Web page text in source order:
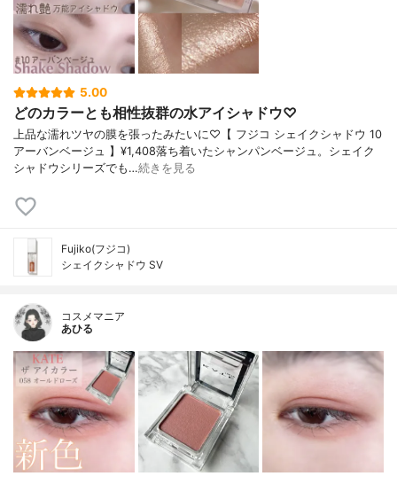
5.00
どのカラーとも相性抜群の水アイシャドウ♡
上品な濡れツヤの膜を張ったみたいに♡【 フジコ シェイクシャドウ 10
アーバンベージュ 】¥1,408落ち着いたシャンパンベージュ。シェイク
シャドウシリーズでも…続きを見る
Fujiko(フジコ)
シェイクシャドウ SV
コスメマニア
あひる